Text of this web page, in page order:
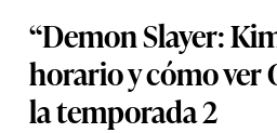
“Demon Slayer:
horario y cómo ver
la temporada 2